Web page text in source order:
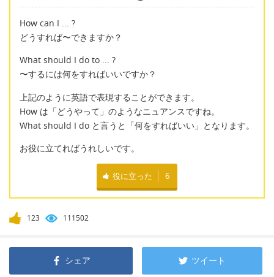
How can I ... ?
どうすれば〜できますか？
What should I do to ... ?
〜するには何をすればいいですか？
上記のように英語で表現することができます。
How は「どうやって」のようなニュアンスですね。
What should I do と言うと「何をすればいい」となります。
お役に立てればうれしいです。
役に立った 6
123 111502
シェア ツイート